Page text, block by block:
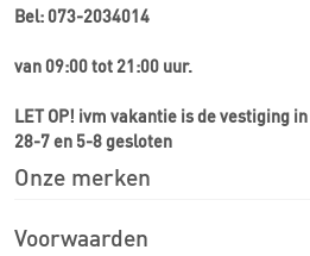
Bel: 073-2034014
van 09:00 tot 21:00 uur.
LET OP! ivm vakantie is de vestiging
28-7 en 5-8 gesloten
Onze merken
Voorwaarden